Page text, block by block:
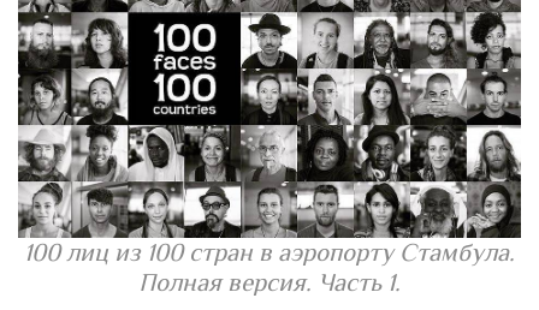
100 лиц из 100 стран в аэропорту Стамбула.
Полная версия. Часть 1.